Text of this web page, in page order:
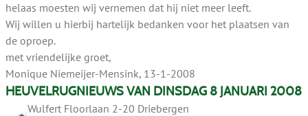
helaas moesten wij vernemen dat hij niet meer leeft.
Wij willen u hierbij hartelijk bedanken voor het plaatsen van
de oproep.
met vriendelijke groet,
Monique Niemeijer-Mensink, 13-1-2008
HEUVELRUGNIEUWS VAN DINSDAG 8 JANUARI 2008
Wulfert Floorlaan 2-20 Driebergen